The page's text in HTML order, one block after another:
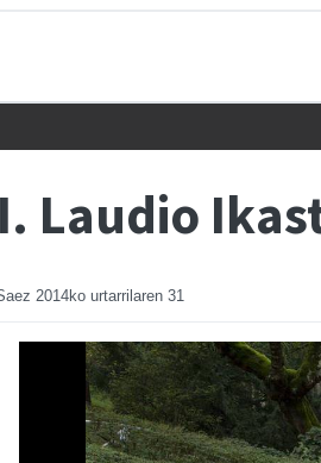
Laudio
2014ko urtarrilaren 31